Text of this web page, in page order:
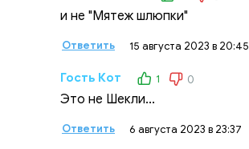
и не "Мятеж шлюпки"
Ответить 15 августа 2023 в 20:45
Гость Кот 1 0
Это не Шекли...
Ответить 6 августа 2023 в 23:37